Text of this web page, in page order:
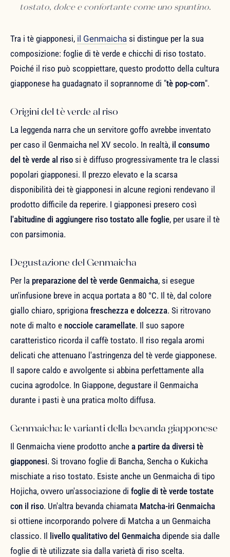
tostato, dolce e confortante come uno spuntino.
Tra i tè giapponesi, il Genmaicha si distingue per la sua
composizione: foglie di tè verde e chicchi di riso tostato.
Poiché il riso può scoppiettare, questo prodotto della cultura
giapponese ha guadagnato il soprannome di "tè pop-corn".
Origini del tè verde al riso
La leggenda narra che un servitore goffo avrebbe inventato
per caso il Genmaicha nel XV secolo. In realtà, il consumo
del tè verde al riso si è diffuso progressivamente tra le classi
popolari giapponesi. Il prezzo elevato e la scarsa
disponibilità dei tè giapponesi in alcune regioni rendevano il
prodotto difficile da reperire. I giapponesi presero così
l'abitudine di aggiungere riso tostato alle foglie, per usare il tè
con parsimonia.
Degustazione del Genmaicha
Per la preparazione del tè verde Genmaicha, si esegue
un'infusione breve in acqua portata a 80 °C. Il tè, dal colore
giallo chiaro, sprigiona freschezza e dolcezza. Si ritrovano
note di malto e nocciole caramellate. Il suo sapore
caratteristico ricorda il caffè tostato. Il riso regala aromi
delicati che attenuano l'astringenza del tè verde giapponese.
Il sapore caldo e avvolgente si abbina perfettamente alla
cucina agrodolce. In Giappone, degustare il Genmaicha
durante i pasti è una pratica molto diffusa.
Genmaicha: le varianti della bevanda giapponese
Il Genmaicha viene prodotto anche a partire da diversi tè
giapponesi. Si trovano foglie di Bancha, Sencha o Kukicha
mischiate a riso tostato. Esiste anche un Genmaicha di tipo
Hojicha, ovvero un'associazione di foglie di tè verde tostate
con il riso. Un'altra bevanda chiamata Matcha-iri Genmaicha
si ottiene incorporando polvere di Matcha a un Genmaicha
classico. Il
livello qualitativo del Genmaicha dipende sia dalle
foglie di tè utilizzate sia dalla varietà di riso scelta.